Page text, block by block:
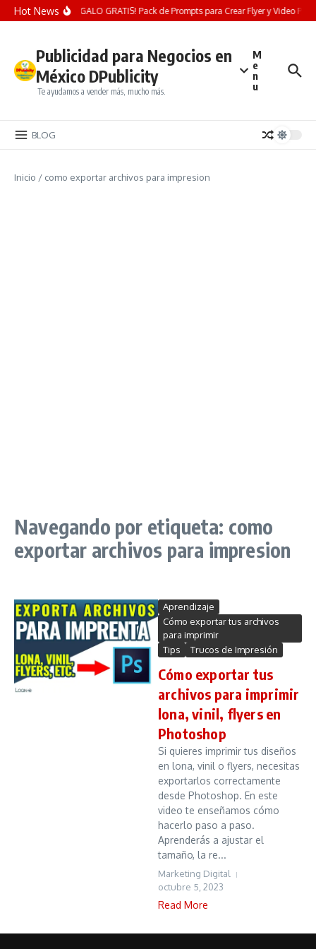
Saltar al contenido
Hot News ¡REGALO GRATIS! Pack de Prompts para Crear Flyer y Video
Publicidad para Negocios en
México DPublicity
Te ayudamos a vender más, mucho más.
M
e
n
u
BLOG
Inicio / como exportar archivos para impresion
Navegando por etiqueta: como
exportar archivos para impresion
Aprendizaje
Cómo exportar tus archivos
para imprimir
Tips
Trucos de Impresión
Cómo exportar tus
archivos para imprimir
lona, vinil, flyers en
Photoshop
Si quieres imprimir tus diseños
en lona, vinil o flyers, necesitas
exportarlos correctamente
desde Photoshop. En este
video te enseñamos cómo
hacerlo paso a paso.
Aprenderás a ajustar el
tamaño, la re...
Marketing Digital
octubre 5, 2023
Read More